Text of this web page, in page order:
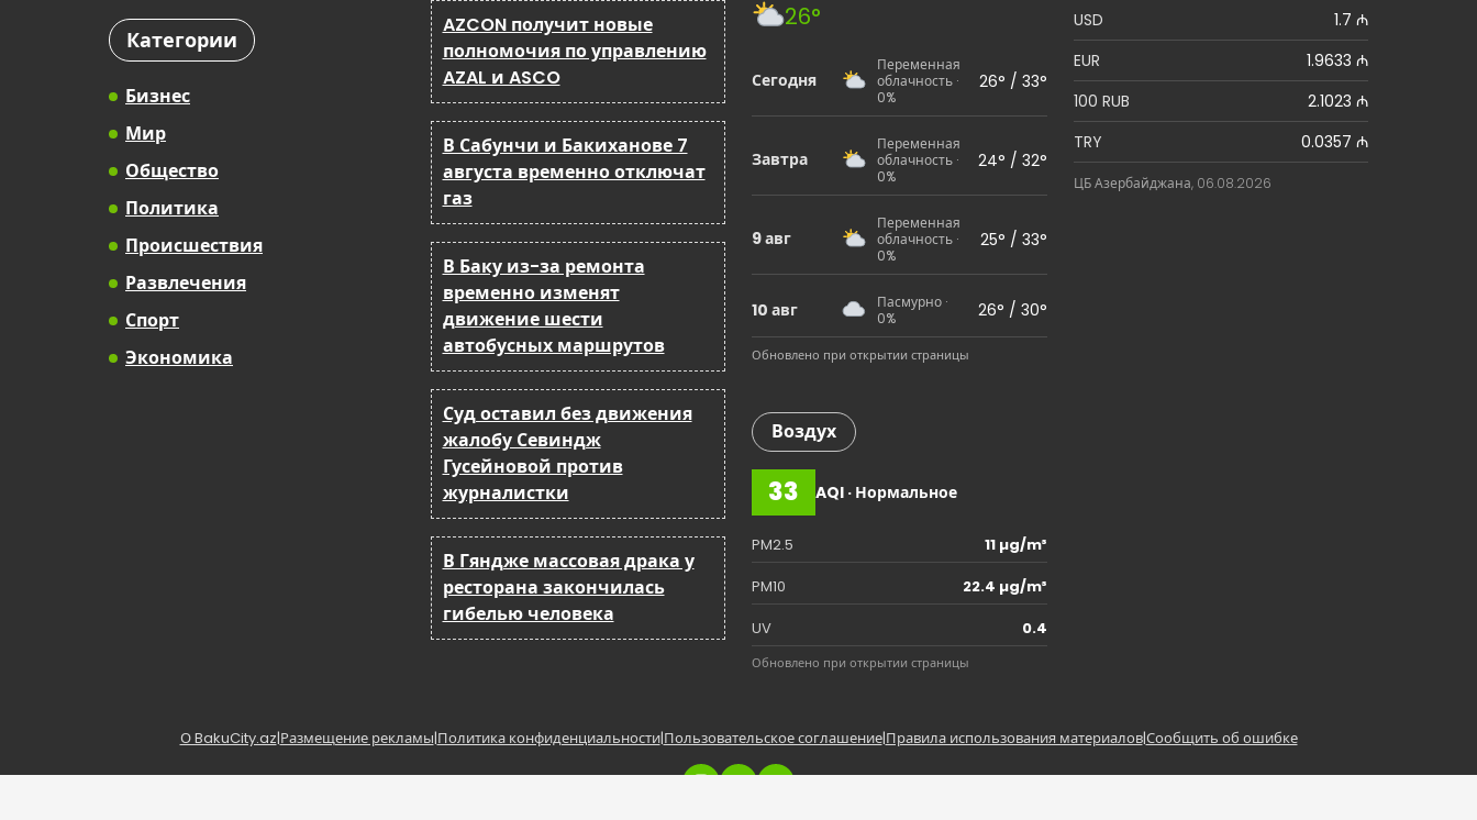
Категории
Бизнес
Мир
Общество
Политика
Происшествия
Развлечения
Спорт
Экономика
AZCON получит новые
полномочия по управлению
AZAL и ASCO
В Сабунчи и Бакиханове 7
августа временно отключат
газ
В Баку из-за ремонта
временно изменят
движение шести
автобусных маршрутов
Суд оставил без движения
жалобу Севиндж
Гусейновой против
журналистки
В Гяндже массовая драка у
ресторана закончилась
гибелью человека
26°
Сегодня
Переменная
облачность ·
0%
26° / 33°
Завтра
Переменная
облачность ·
0%
24° / 32°
9 авг
Переменная
облачность ·
0%
25° / 33°
10 авг
Пасмурно ·
0%
26° / 30°
Обновлено при открытии страницы
Воздух
33 AQI · Нормальное
PM2.5
11 µg/m³
PM10
22.4 µg/m³
UV
0.4
Обновлено при открытии страницы
USD
1.7 ₼
EUR
1.9633 ₼
100 RUB
2.1023 ₼
TRY
0.0357 ₼
ЦБ Азербайджана, 06.08.2026
О BakuCity.az|Размещение рекламы|Политика конфиденциальности|Пользовательское соглашение|Правила использования материалов|Сообщить об ошибке